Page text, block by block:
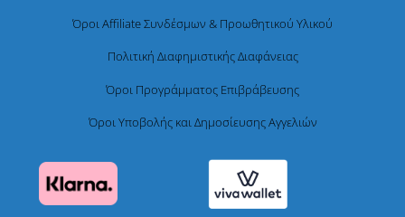
Όροι Affiliate Συνδέσμων & Προωθητικού Υλικού
Πολιτική Διαφημιστικής Διαφάνειας
Όροι Προγράμματος Επιβράβευσης
Όροι Υποβολής και Δημοσίευσης Αγγελιών